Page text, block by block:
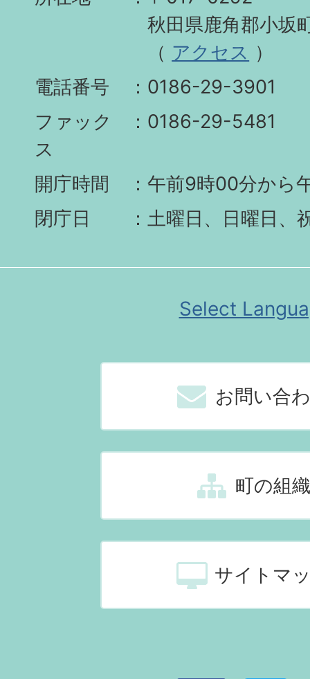
秋田県鹿角郡小坂
（ アクセス ）
電話番号
0186-29-3901
ファック
ス
0186-29-5481
開庁時間
午前9時00分から
閉庁日
土曜日、日曜日、
Select
お問い合
町の組織
サイトマ